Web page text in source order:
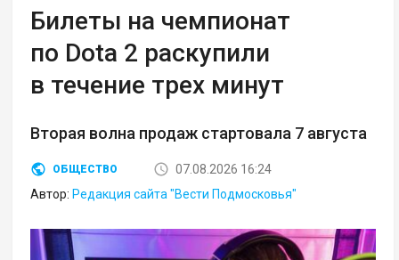
Билеты на чемпионат
по Dota 2 раскупили
в течение трех минут
Вторая волна продаж стартовала 7 августа
ОБЩЕСТВО
07.08.2026 16:24
Автор: Редакция сайта "Вести Подмосковья"